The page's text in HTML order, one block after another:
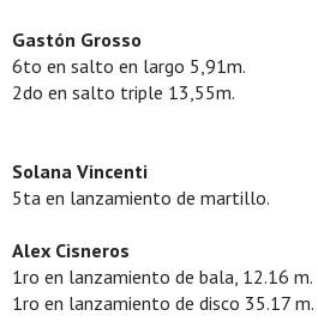
Gastón Grosso
6to en salto en largo 5,91m.
2do en salto triple 13,55m.
Solana Vincenti
5ta en lanzamiento de martillo.
Alex Cisneros
1ro en lanzamiento de bala, 12.16 m.
1ro en lanzamiento de disco 35.17 m.